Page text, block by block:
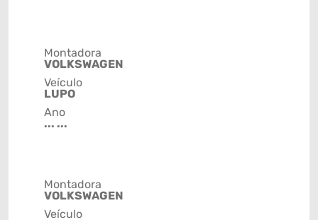
Montadora
VOLKSWAGEN
Veículo
LUPO
Ano
... ...
Montadora
VOLKSWAGEN
Veículo